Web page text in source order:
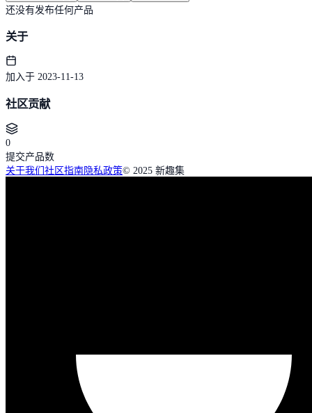
还没有发布任何产品
关于
加入于 2023-11-13
社区贡献
0
提交产品数
关于我们 社区指南隐私政策© 2025 新趣集